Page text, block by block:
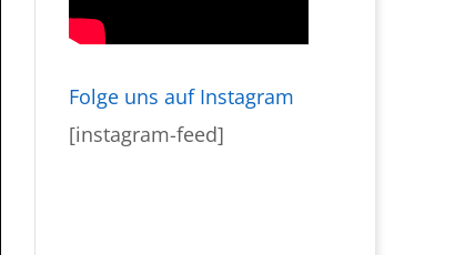
Folge uns auf Instagram
[instagram-feed]